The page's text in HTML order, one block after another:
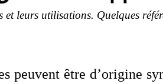
et leurs utilisations. Quelques
peuvent être d’origine